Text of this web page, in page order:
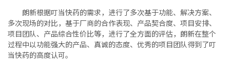
朗新根据叮当快药的需求，进行了多次基于功能、解决方案、
多次现场的对比，基于厂商的合作表现、产品契合度、项目安排、
项目团队、产品综合性价比等，进行了全方面的评估，朗新在整个
过程中以功能强大的产品、真诚的态度、优秀的项目团队得到了叮
当快药的高度认可。